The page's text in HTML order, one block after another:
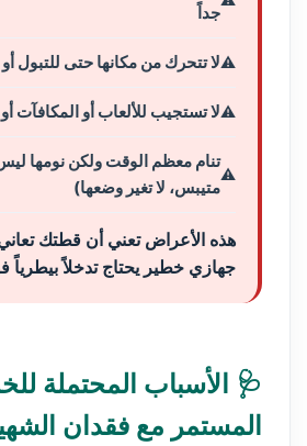
جداً
لا تتحرك من مكانها حتى للتبول أو
لا تستجيب للألعاب أو المكافآت أو
تنام معظم الوقت ولكن نومها
متيبس، لا تغير وضعها)
هذه الأعراض تعني أن قطتك
جهازي خطير يحتاج تدخلاً بيطرياً
🩺 الأسباب المحتملة
المستمر مع فقدان